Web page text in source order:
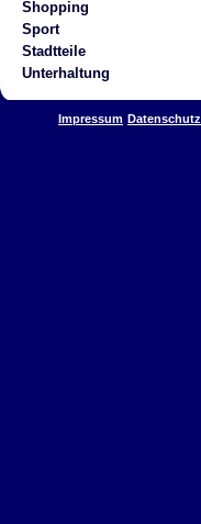
Shopping
Sport
Stadtteile
Unterhaltung
Impressum Datenschutz